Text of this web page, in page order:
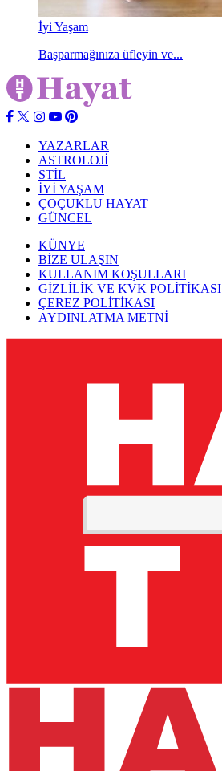
İyi Yaşam
Başparmağınıza üfleyin ve...
YAZARLAR
ASTROLOJİ
STİL
İYİ YAŞAM
ÇOÇUKLU HAYAT
GÜNCEL
KÜNYE
BİZE ULAŞIN
KULLANIM KOŞULLARI
GİZLİLİK VE KVK POLİTİKASI
ÇEREZ POLİTİKASI
AYDINLATMA METNİ